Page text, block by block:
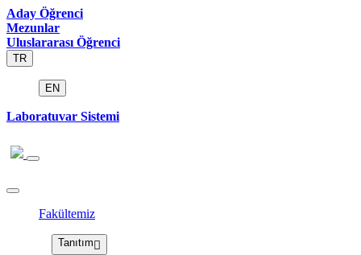
Aday Öğrenci
Mezunlar
Uluslararası Öğrenci
TR
EN
Laboratuvar Sistemi
Fakültemiz
Tanıtım